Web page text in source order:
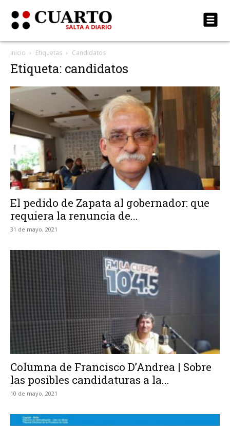
Inicio Etiquetas Candidatos
Etiqueta: candidatos
El pedido de Zapata al gobernador: que
requiera la renuncia de...
31 de mayo, 2021
Columna de Francisco D’Andrea | Sobre
las posibles candidaturas a la...
10 de mayo, 2021